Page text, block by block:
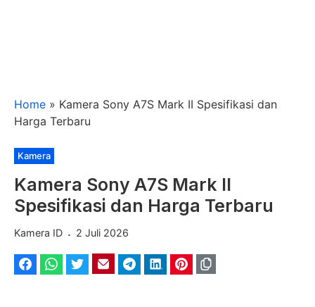
Home » Kamera Sony A7S Mark II Spesifikasi dan
Harga Terbaru
Kategori
Kamera
Kamera Sony A7S Mark II
Spesifikasi dan Harga Terbaru
Kamera ID . 2 Juli 2026